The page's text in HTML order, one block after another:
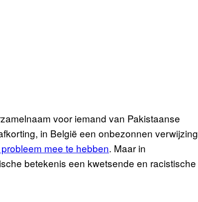
voor iemand van Pakistaanse
in België een onbezonnen verwijzing
mee te hebben. Maar in
betekenis een kwetsende en racistische